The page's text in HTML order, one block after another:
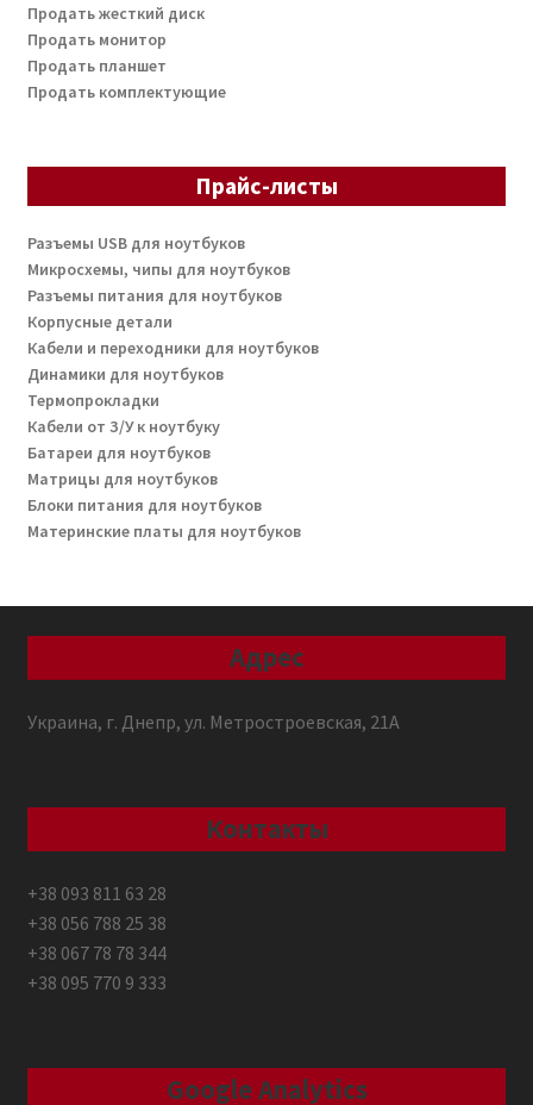
Продать жесткий диск
Продать монитор
Продать планшет
Продать комплектующие
Прайс-листы
Разъемы USB для ноутбуков
Микросхемы, чипы для ноутбуков
Разъемы питания для ноутбуков
Корпусные детали
Кабели и переходники для ноутбуков
Динамики для ноутбуков
Термопрокладки
Кабели от З/У к ноутбуку
Батареи для ноутбуков
Матрицы для ноутбуков
Блоки питания для ноутбуков
Материнские платы для ноутбуков
Адрес
Украина, г. Днепр, ул. Метростроевская, 21А
Контакты
+38 093 811 63 28
+38 056 788 25 38
+38 067 78 78 344
+38 095 770 9 333
Google Analytics